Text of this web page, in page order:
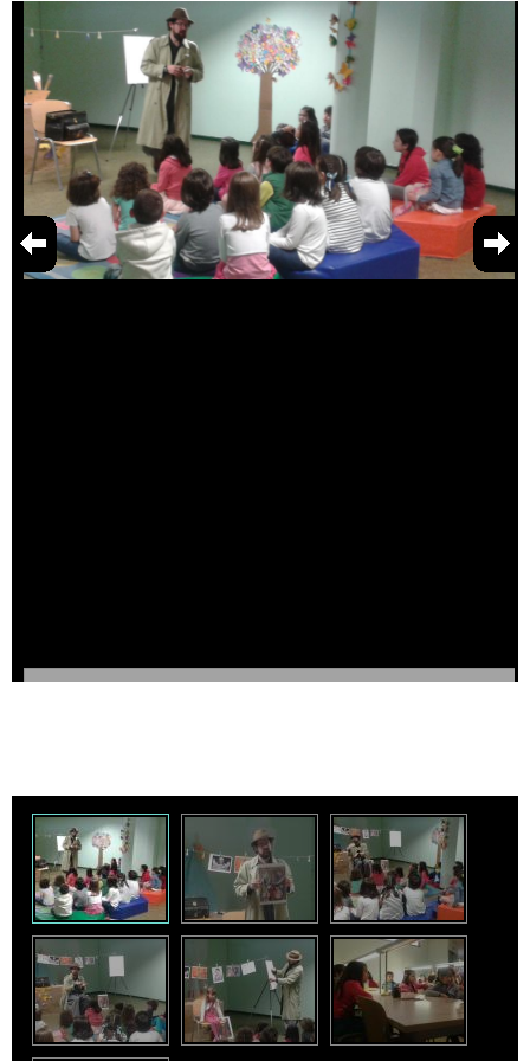
Otras Galerías